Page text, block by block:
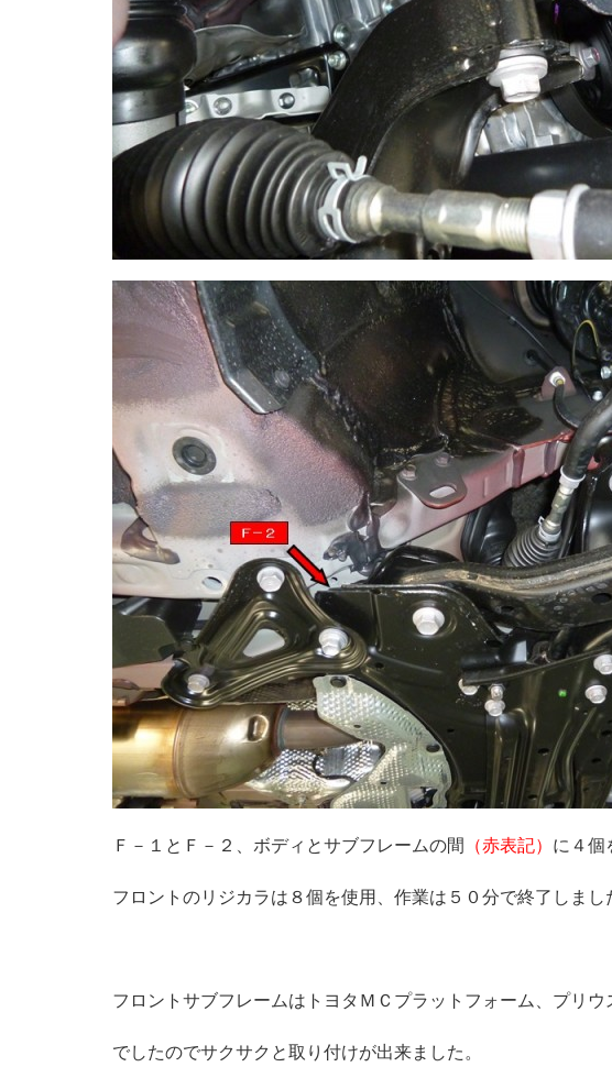
Ｆ－１とＦ－２、ボディとサブフレームの間 （赤表記） に４個
フロントのリジカラは８個を使用、作業は５０分で終了しまし
フロントサブフレームはトヨタＭＣプラットフォーム、プリウ
でしたのでサクサクと取り付けが出来ました。